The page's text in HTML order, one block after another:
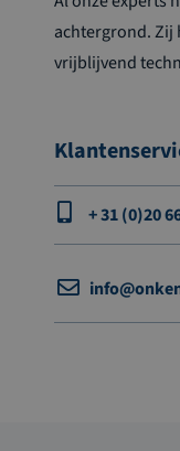
achtergrond. Zij
vrijblijvend
+ 31 (0)20